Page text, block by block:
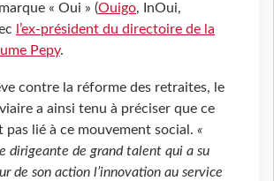
« Oui » (Ouigo, InOui,
l’ex-président du directoire de la
Pepy.
contre la réforme des retraites, le
a ainsi tenu à préciser que ce
pas lié à ce mouvement social. «
dirigeante de grand talent qui a su
de son action l’innovation au service